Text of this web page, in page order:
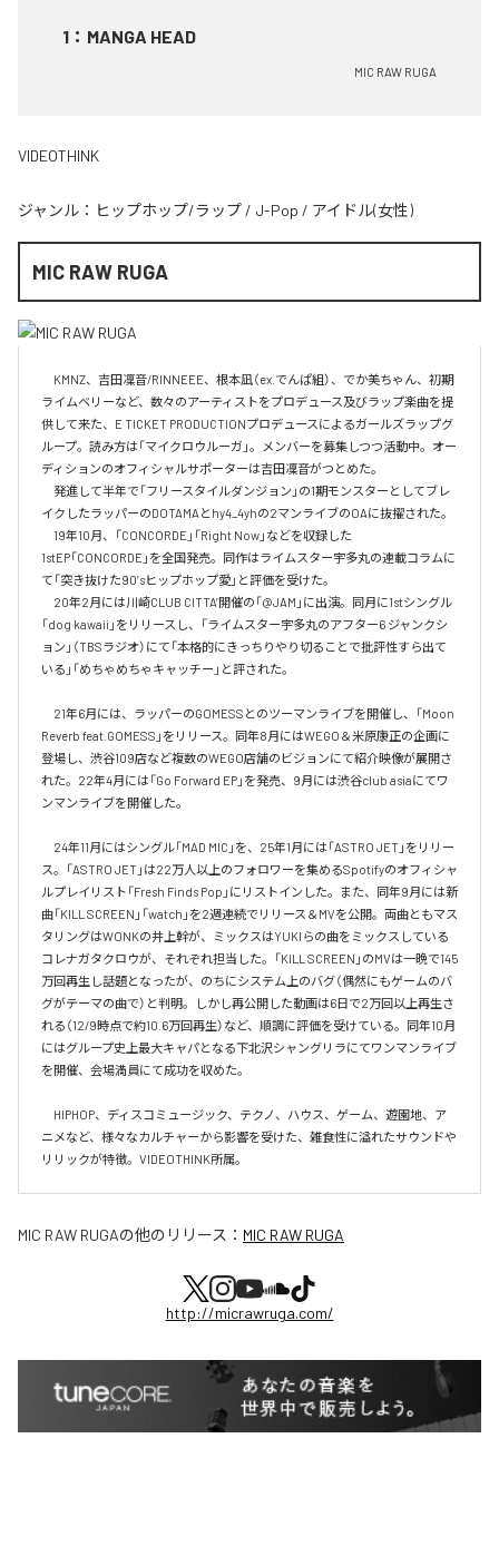
1 ： MANGA HEAD
MIC RAW RUGA
VIDEOTHINK
ジャンル： ヒップホップ/ラップ / J-Pop / アイドル(女性)
MIC RAW RUGA
KMNZ、吉田凜音/RINNEEE、根本凪（ex.でんぱ組）、でか美ちゃん、初期
ライムベリーなど、数々のアーティストをプロデュース及びラップ楽曲を提
供して来た、E TICKET PRODUCTIONプロデュースによるガールズラップグ
ループ。読み方は「マイクロウルーガ」。メンバーを募集しつつ活動中。オー
ディションのオフィシャルサポーターは吉田凜音がつとめた。
発進して半年で「フリースタイルダンジョン」の1期モンスターとしてブレ
イクしたラッパーのDOTAMAとhy4_4yhの2マンライブのOAに抜擢された。
19年10月、「CONCORDE」「Right Now」などを収録した
1stEP「CONCORDE」を全国発売。同作はライムスター宇多丸の連載コラムに
て「突き抜けた90’sヒップホップ愛」と評価を受けた。
20年2月には川崎CLUB CITTA’開催の「@JAM」に出演。同月に1stシングル
「dog kawaii」をリリースし、「ライムスター宇多丸のアフター6 ジャンクシ
ョン」（TBSラジオ）にて「本格的にきっちりやり切ることで批評性すら出て
いる」「めちゃめちゃキャッチー」と評された。
21年6月には、ラッパーのGOMESSとのツーマンライブを開催し、「Moon
Reverb feat.GOMESS」をリリース。同年8月にはWEGO＆米原康正の企画に
登場し、渋谷109店など複数のWEGO店舗のビジョンにて紹介映像が展開さ
れた。22年4月には「Go Forward EP」を発売、9月には渋谷club asiaにてワ
ンマンライブを開催した。
24年11月にはシングル「MAD MIC」を、25年1月には「ASTRO JET」をリリー
ス。「ASTRO JET」は22万人以上のフォロワーを集めるSpotifyのオフィシャ
ルプレイリスト「Fresh Finds Pop」にリストインした。また、同年9月には新
曲「KILL SCREEN」「watch」を2週連続でリリース＆MVを公開。両曲ともマス
タリングはWONKの井上幹が、ミックスはYUKIらの曲をミックスしている
コレナガタクロウが、それぞれ担当した。「KILL SCREEN」のMVは一晩で145
万回再生し話題となったが、のちにシステム上のバグ（偶然にもゲームのバ
グがテーマの曲で）と判明。しかし再公開した動画は6日で2万回以上再生さ
れる（12/9時点で約10.6万回再生）など、順調に評価を受けている。同年10月
にはグループ史上最大キャパとなる下北沢シャングリラにてワンマンライブ
を開催、会場満員にて成功を収めた。
HIPHOP、ディスコミュージック、テクノ、ハウス、ゲーム、遊園地、ア
ニメなど、様々なカルチャーから影響を受けた、雑食性に溢れたサウンドや
リリックが特徴。VIDEOTHINK所属。
MIC RAW RUGAの他のリリース： MIC RAW RUGA
http://micrawruga.com/